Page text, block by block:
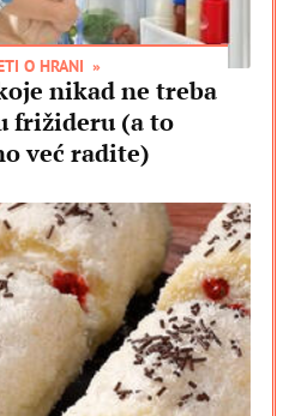
O HRANI
nikad ne treba
frižideru (a to
već radite)